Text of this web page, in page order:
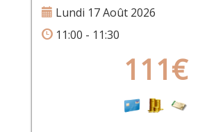
Lundi 17 Août 2026
11:00 - 11:30
111€